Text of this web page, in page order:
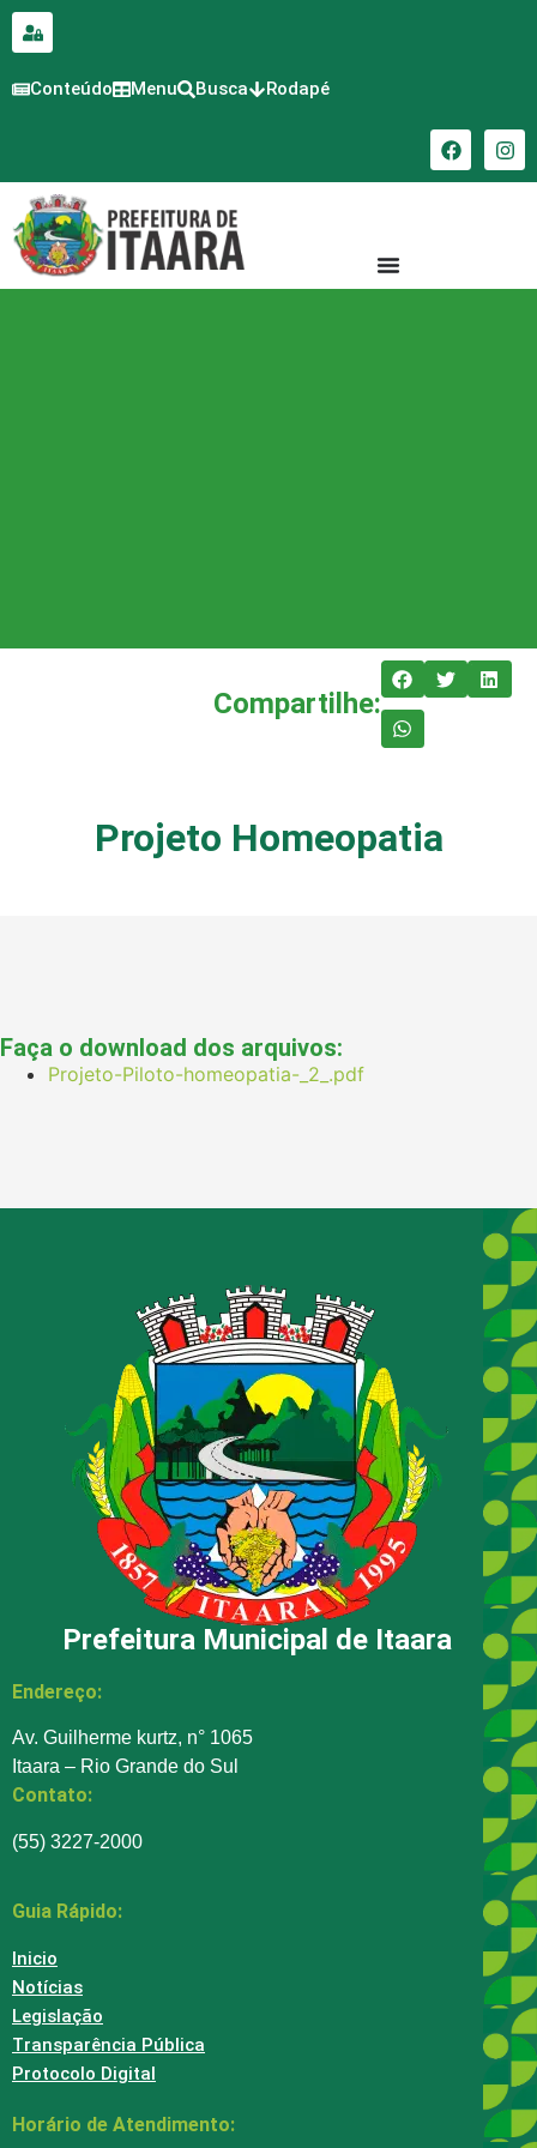
conteúdo
Conteúdo Menu Busca Rodapé
Compartilhe:
Projeto Homeopatia
Faça o download dos arquivos:
Projeto-Piloto-homeopatia-_2_.pdf
Prefeitura Municipal de Itaara
Endereço:
Av. Guilherme kurtz, n° 1065
Itaara – Rio Grande do Sul
Contato:
(55) 3227-2000
Guia Rápido:
Inicio
Notícias
Legislação
Transparência Pública
Protocolo Digital
Horário de Atendimento: